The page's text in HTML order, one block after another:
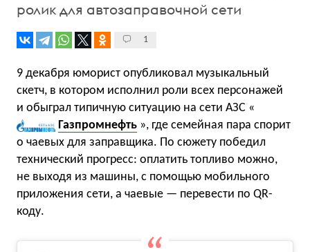
ролик для автозаправочной сети
1
9 декабря юморист опубликовал музыкальный
скетч, в котором исполнил роли всех персонажей
и обыграл типичную ситуацию на сети АЗС «
Газпромнефть », где семейная пара спорит
о чаевых для заправщика. По сюжету победил
технический прогресс: оплатить топливо можно,
не выходя из машины, с помощью мобильного
приложения сети, а чаевые — перевести по QR-
коду.